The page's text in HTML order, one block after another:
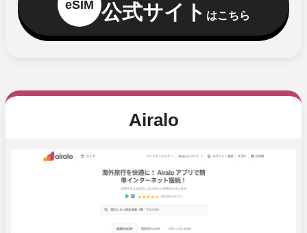
eSIM 公式サイト はこちら
Airalo